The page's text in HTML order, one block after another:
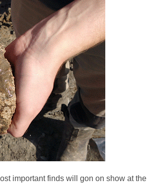
important finds will gon on show at the